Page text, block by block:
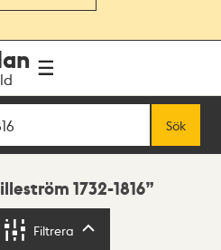
Sök
1732-1816
Filtrera